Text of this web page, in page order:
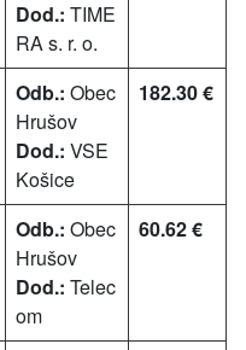
Dod.: TIME
RA s. r. o.
Odb.: Obec
Hrušov
Dod.: VSE
Košice
182.30 €
Odb.: Obec
Hrušov
Dod.: Telec
om
60.62 €